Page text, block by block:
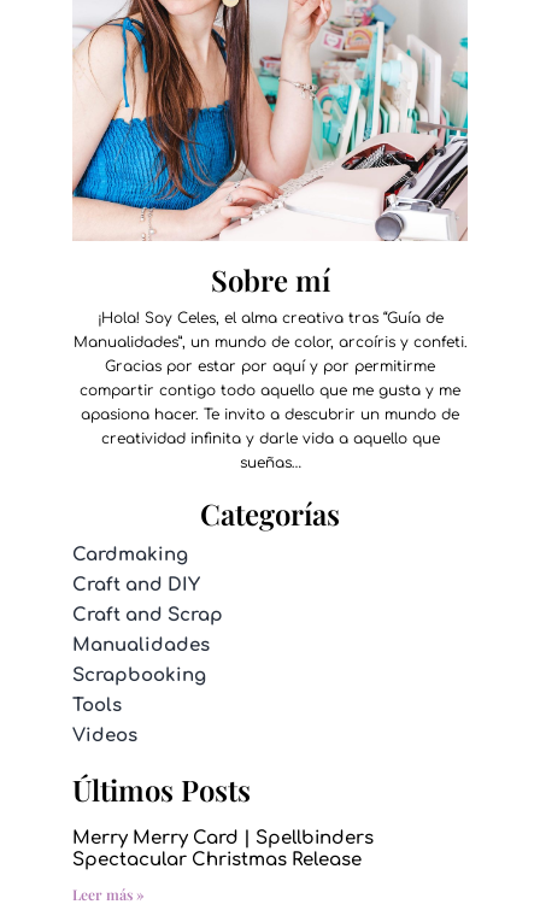
Sobre mí
¡Hola! Soy Celes, el alma creativa tras “Guía de
Manualidades”, un mundo de color, arcoíris y confeti.
Gracias por estar por aquí y por permitirme
compartir contigo todo aquello que me gusta y me
apasiona hacer. Te invito a descubrir un mundo de
creatividad infinita y darle vida a aquello que
sueñas…
Categorías
Cardmaking
Craft and DIY
Craft and Scrap
Manualidades
Scrapbooking
Tools
Videos
Últimos Posts
Merry Merry Card | Spellbinders
Spectacular Christmas Release
Leer más »